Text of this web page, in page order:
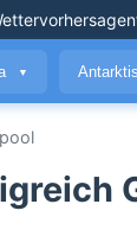
▼ Antarktis